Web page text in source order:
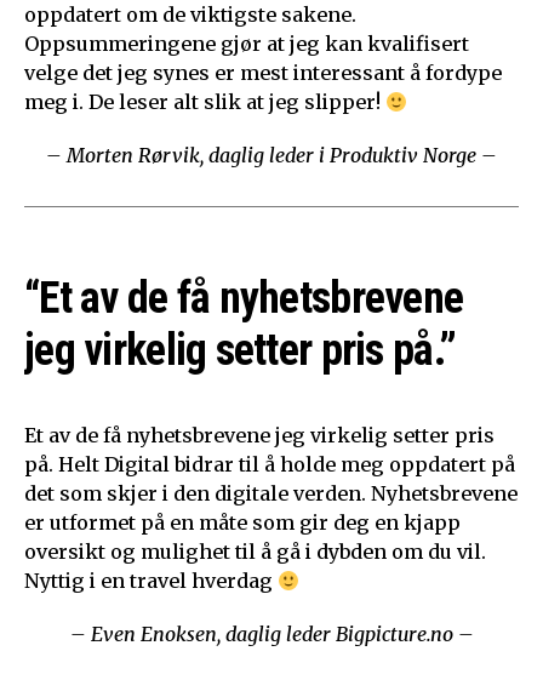
oppdatert om de viktigste sakene.
Oppsummeringene gjør at jeg kan kvalifisert
velge det jeg synes er mest interessant å fordype
meg i. De leser alt slik at jeg slipper!
– Morten Rørvik, daglig leder i Produktiv Norge –
“Et av de få nyhetsbrevene
jeg virkelig setter pris på.”
Et av de få nyhetsbrevene jeg virkelig setter pris
på. Helt Digital bidrar til å holde meg oppdatert på
det som skjer i den digitale verden. Nyhetsbrevene
er utformet på en måte som gir deg en kjapp
oversikt og mulighet til å gå i dybden om du vil.
Nyttig i en travel hverdag
– Even Enoksen, daglig leder Bigpicture.no –